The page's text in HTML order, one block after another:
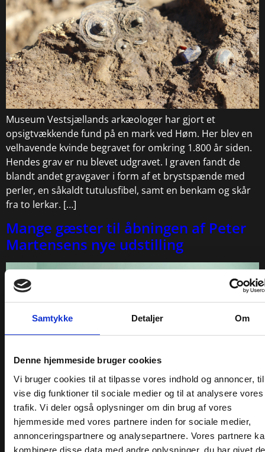
Samtykke Detaljer Om
Denne hjemmeside bruger cookies
Vi bruger cookies til at tilpasse vores indhold og annoncer,
vise dig funktioner til sociale medier og til at analysere vores
trafik. Vi deler også oplysninger om din brug af vores
hjemmeside med vores partnere inden for sociale medier,
annonceringspartnere og analysepartnere. Vores partnere
kombinere disse data med andre oplysninger, du har givet
Museum Vestsjællands arkæologer har gjort et
opsigtvækkende fund på en mark ved Høm. Her blev en
velhavende kvinde begravet for omkring 1.800 år siden.
Hendes grav er nu blevet udgravet. I graven fandt de
blandt andet gravgaver i form af et brystspænde med
perler, en såkaldt tutulusfibel, samt en benkam og skår
fra to lerkar. […]
Mange gæster til åbningen af Peter
Martensens nye udstilling
Endelig kunne vi slå dørene op til Peter Martensens
‘Dagbog fra Tasilik’ på Odsherreds Kunstmuseum. Rigtig
mange gæster dukkede op, vi takker for den store